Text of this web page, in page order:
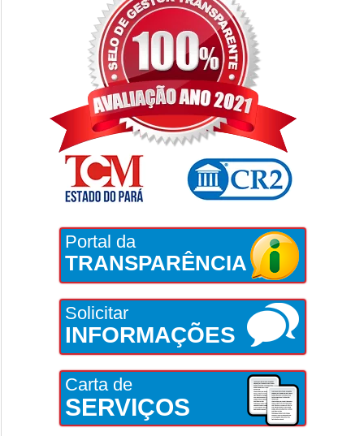
Portal da
TRANSPARÊNCIA
Solicitar
INFORMAÇÕES
Carta de
SERVIÇOS